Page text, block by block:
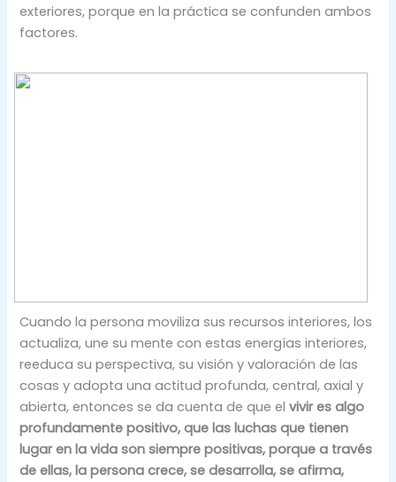
exteriores, porque en la práctica se confunden ambos
factores.
Cuando la persona moviliza sus recursos interiores, los
actualiza, une su mente con estas energías interiores,
reeduca su perspectiva, su visión y valoración de las
cosas y adopta una actitud profunda, central, axial y
abierta, entonces se da cuenta de que elvivir es algo
profundamente positivo, que las luchas que tienen
lugar en la vida son siempre positivas, porque a través
de ellas, la persona crece, se desarrolla, se afirma,